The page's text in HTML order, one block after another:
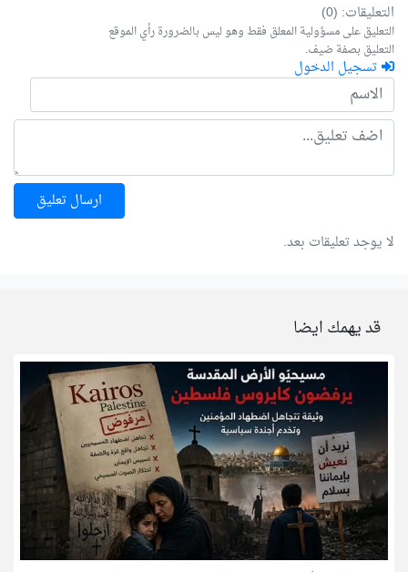
التعليقات: (0)
التعليق على مسؤولية المعلق فقط وهو ليس بالضرورة رأي الموقع
التعليق بصفة ضيف.
تسجيل الدخول
ارسال تعليق
لا يوجد تعليقات بعد.
قد يهمك ايضا